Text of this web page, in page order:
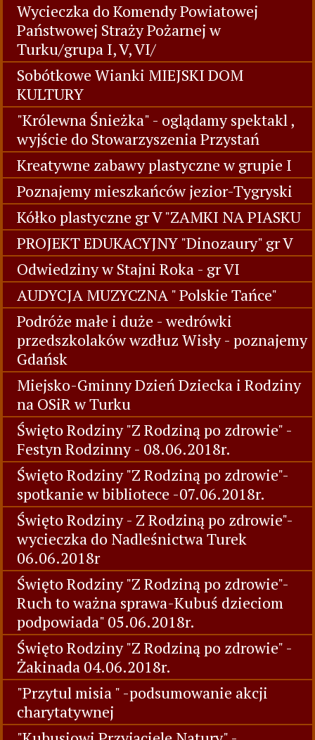
Wycieczka do Komendy Powiatowej
Państwowej Straży Pożarnej w
Turku/grupa I, V, VI/
Sobótkowe Wianki MIEJSKI DOM
KULTURY
"Królewna Śnieżka" - oglądamy spektakl ,
wyjście do Stowarzyszenia Przystań
Kreatywne zabawy plastyczne w grupie I
Poznajemy mieszkańców jezior-Tygryski
Kółko plastyczne gr V "ZAMKI NA PIASKU
PROJEKT EDUKACYJNY "Dinozaury" gr V
Odwiedziny w Stajni Roka - gr VI
AUDYCJA MUZYCZNA " Polskie Tańce"
Podróże małe i duże - wedrówki
przedszkolaków wzdłuz Wisły - poznajemy
Gdańsk
Miejsko-Gminny Dzień Dziecka i Rodziny
na OSiR w Turku
Święto Rodziny "Z Rodziną po zdrowie" -
Festyn Rodzinny - 08.06.2018r.
Święto Rodziny "Z Rodziną po zdrowie"-
spotkanie w bibliotece -07.06.2018r.
Święto Rodziny - Z Rodziną po zdrowie"-
wycieczka do Nadleśnictwa Turek
06.06.2018r
Święto Rodziny "Z Rodziną po zdrowie"-
Ruch to ważna sprawa-Kubuś dzieciom
podpowiada" 05.06.2018r.
Święto Rodziny "Z Rodziną po zdrowie" -
Żakinada 04.06.2018r.
"Przytul misia " -podsumowanie akcji
charytatywnej